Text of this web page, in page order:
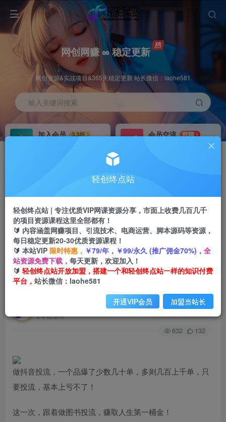
网创网赚 ∞ 稳定更新
网创资源&实战项目&365天稳定更新 站长微信：laohe581
输入关键词搜索
加入会员
3.3折
会员交流
群聊
首页 创业课程 会员专属 正文
（6237期）抖音流量大战暴利项目：一个品爆了
少数几十单，多则几百上千单（原价1288）
2年前发布
关注 私信
632 132
做抖音投流，一个品爆了少数几十单，多则几百上千单，只
要投流，基本上亏不了！
这一次，跟着做图书投流，赚取人生第一桶金！
轻创终点站
轻创终点站 | 专注优质VIP网课资源分享，市面上收费几百几千
的项目资源课程这里全部都有！
🔰 内容涵盖网赚项目、引流技术、电商运营、脚本源码等资源，
每日稳定更新20-30优质资源课程！
🔰 本站VIP 限时特惠， ￥79/年，￥99/永久 (推广佣金70%)， 全
站资源免费下载， 每天更新，欢迎加入！
🔰 轻创终点站开放加盟，搭建一个和轻创终点站一样的知识付费
平台， 站长微信：laohe581
开通VIP会员 加盟当站长